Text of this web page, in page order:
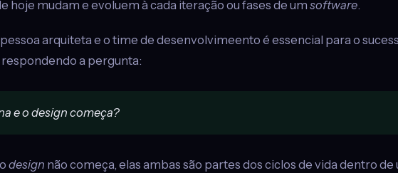
hoje mudam e evoluem à cada iteração ou fases de um software.
arquiteta e o time de desenvolvimeento é essencial para o
respondendo a pergunta:
e o design começa?
design não começa, elas ambas são partes dos ciclos de vida dentro de